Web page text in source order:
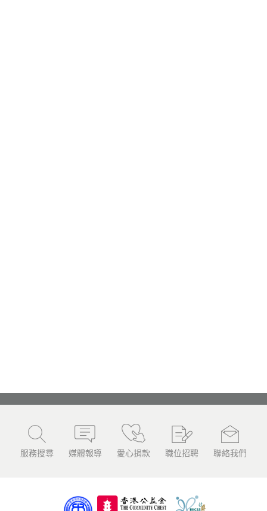
服務搜尋 媒體報導 愛心捐款 職位招聘 聯絡我們